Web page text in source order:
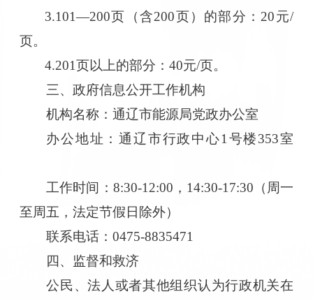
3.101—200页（含200页）的部分：20元/
页。
4.201页以上的部分：40元/页。
三、政府信息公开工作机构
机构名称：通辽市能源局党政办公室
办公地址：通辽市行政中心1号楼353室
工作时间：8:30-12:00，14:30-17:30（周一
至周五，法定节假日除外）
联系电话：0475-8835471
四、监督和救济
公民、法人或者其他组织认为行政机关在